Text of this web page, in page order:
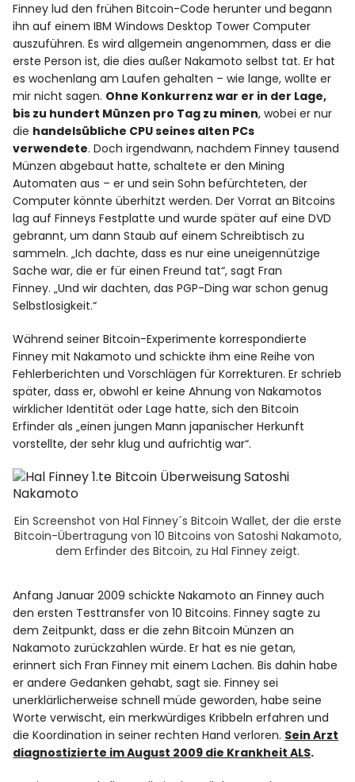
Finney lud den frühen Bitcoin-Code herunter und begann
ihn auf einem IBM Windows Desktop Tower Computer
auszuführen. Es wird allgemein angenommen, dass er die
erste Person ist, die dies außer Nakamoto selbst tat. Er hat
es wochenlang am Laufen gehalten – wie lange, wollte er
mir nicht sagen. Ohne Konkurrenz war er in der Lage,
bis zu hundert Münzen pro Tag zu minen, wobei er nur
die handelsübliche CPU seines alten PCs
verwendete. Doch irgendwann, nachdem Finney tausend
Münzen abgebaut hatte, schaltete er den Mining
Automaten aus – er und sein Sohn befürchteten, der
Computer könnte überhitzt werden. Der Vorrat an Bitcoins
lag auf Finneys Festplatte und wurde später auf eine DVD
gebrannt, um dann Staub auf einem Schreibtisch zu
sammeln. „Ich dachte, dass es nur eine uneigennützige
Sache war, die er für einen Freund tat“, sagt Fran
Finney. „Und wir dachten, das PGP-Ding war schon genug
Selbstlosigkeit.“
Während seiner Bitcoin-Experimente korrespondierte
Finney mit Nakamoto und schickte ihm eine Reihe von
Fehlerberichten und Vorschlägen für Korrekturen. Er schrieb
später, dass er, obwohl er keine Ahnung von Nakamotos
wirklicher Identität oder Lage hatte, sich den Bitcoin
Erfinder als „einen jungen Mann japanischer Herkunft
vorstellte, der sehr klug und aufrichtig war“.
Ein Screenshot von Hal Finney´s Bitcoin Wallet, der die erste
Bitcoin-Übertragung von 10 Bitcoins von Satoshi Nakamoto,
dem Erfinder des Bitcoin, zu Hal Finney zeigt.
Anfang Januar 2009 schickte Nakamoto an Finney auch
den ersten Testtransfer von 10 Bitcoins. Finney sagte zu
dem Zeitpunkt, dass er die zehn Bitcoin Münzen an
Nakamoto zurückzahlen würde. Er hat es nie getan,
erinnert sich Fran Finney mit einem Lachen. Bis dahin habe
er andere Gedanken gehabt, sagt sie. Finney sei
unerklärlicherweise schnell müde geworden, habe seine
Worte verwischt, ein merkwürdiges Kribbeln erfahren und
die Koordination in seiner rechten Hand verloren. Sein Arzt
diagnostizierte im August 2009 die Krankheit ALS.